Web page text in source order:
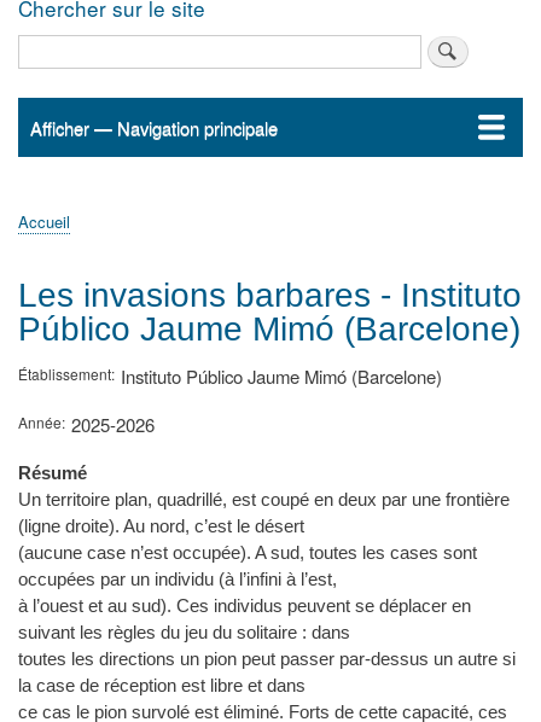
Chercher sur le site
Navigation
Afficher — Navigation principale
Accueil
ActualitésMATh.en.JEANS ?
Régions et Ateliers
Créer, gérer un atelier
Sujets/Publications
Congrès
d'Ariane
Accueil
Les invasions barbares - Instituto
Público Jaume Mimó (Barcelone)
Établissement Instituto Público Jaume Mimó (Barcelone)
Année 2025-2026
Résumé
Un territoire plan, quadrillé, est coupé en deux par une frontière
(ligne droite). Au nord, c’est le désert
(aucune case n’est occupée). A sud, toutes les cases sont
occupées par un individu (à l’infini à l’est,
à l’ouest et au sud). Ces individus peuvent se déplacer en
suivant les règles du jeu du solitaire : dans
toutes les directions un pion peut passer par-dessus un autre si
la case de réception est libre et dans
ce cas le pion survolé est éliminé. Forts de cette capacité, ces